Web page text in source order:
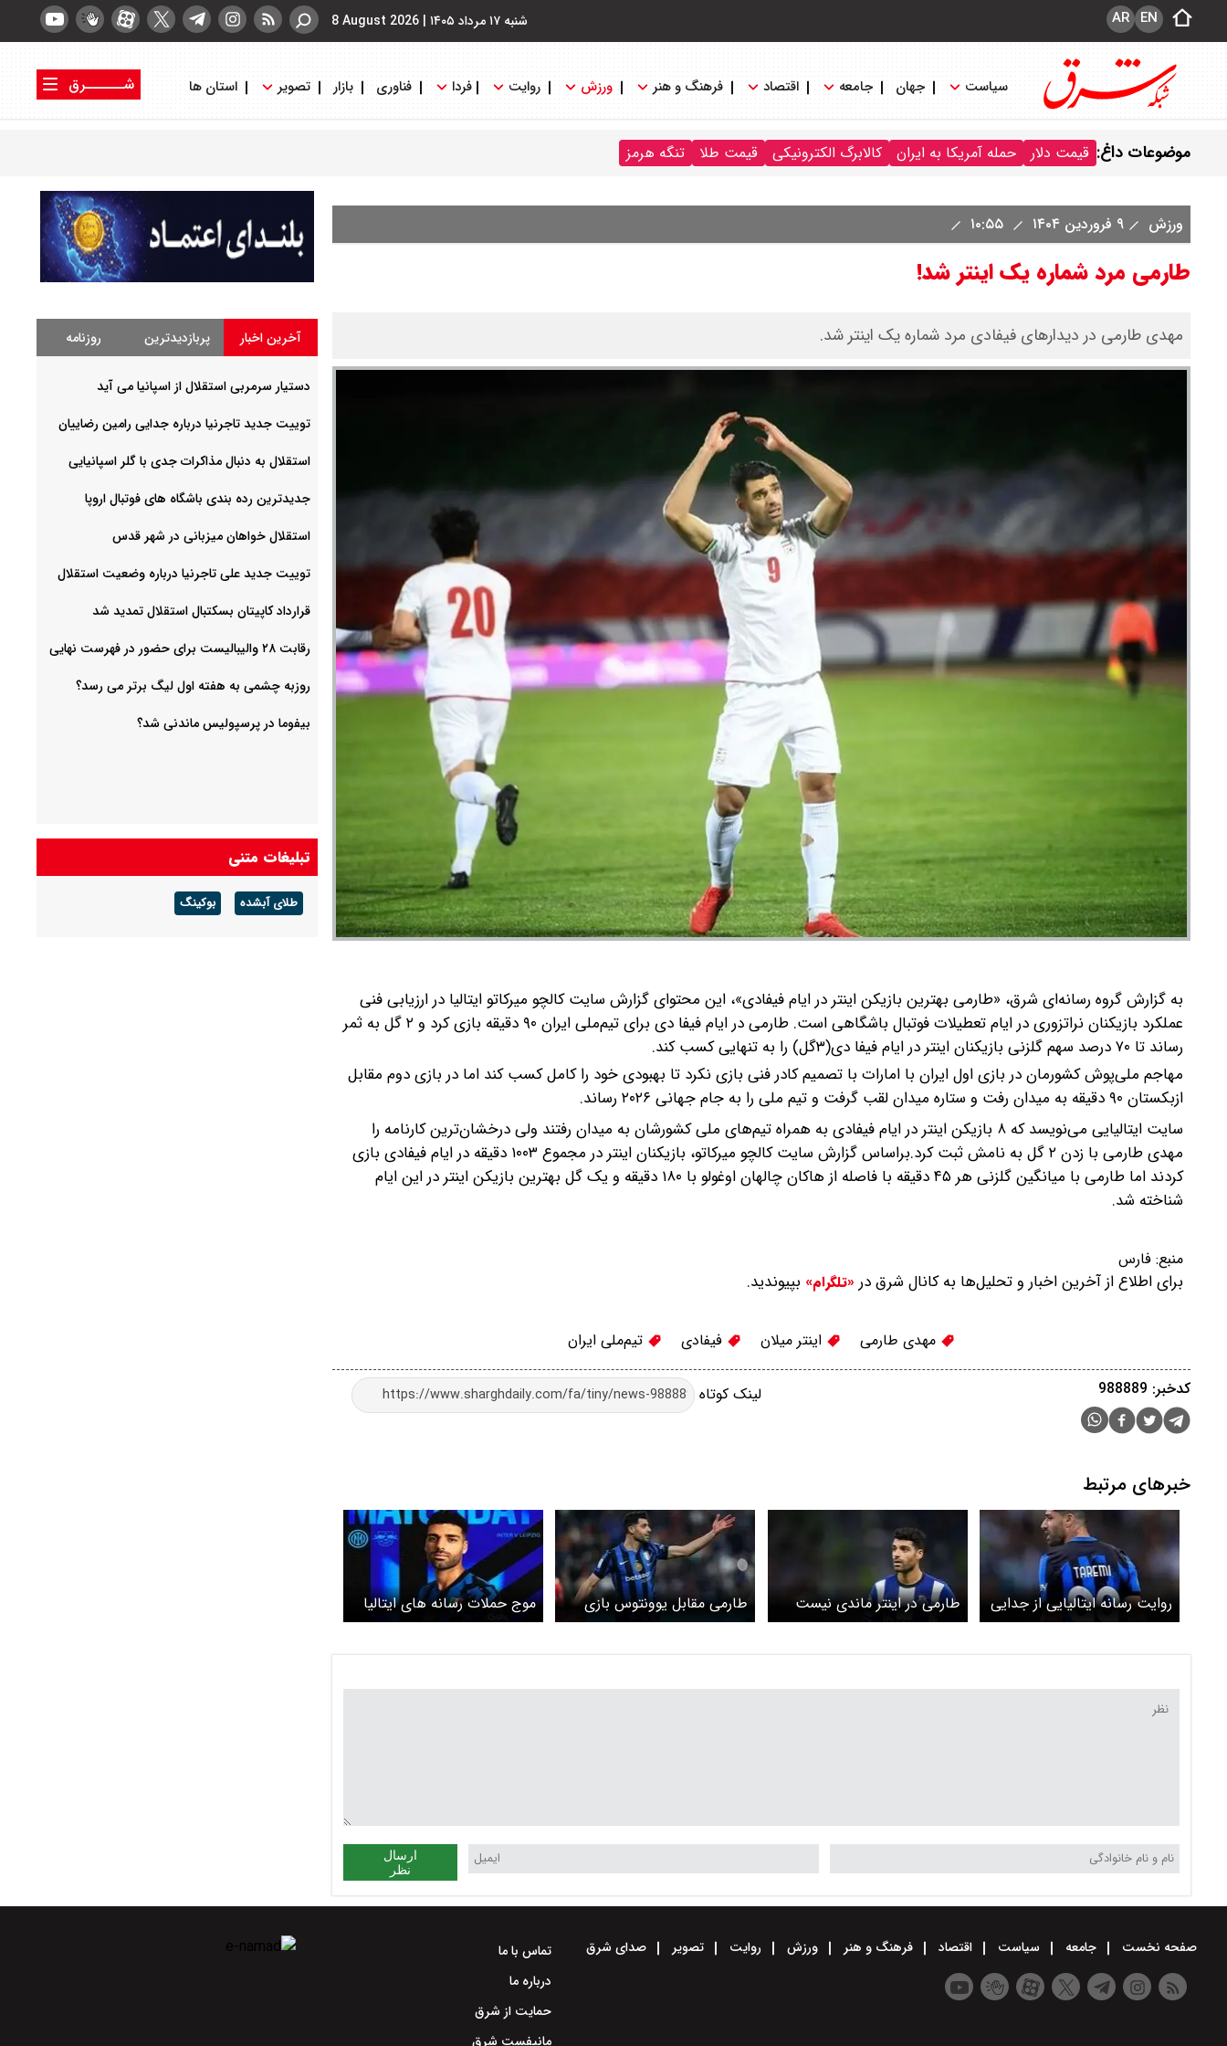
شنبه ۱۷ مرداد ۱۴۰۵ |
8 August 2026 EN
AR
سیاست جهان جامعه اقتصاد فرهنگ و هنر ورزش روایت فردا فناوری بازار تصویر استان ها
شــــــرق
موضوعات داغ: قیمت دلار حمله آمریکا به ایران کالابرگ الکترونیکی قیمت طلا تنگه هرمز
ورزش ۹ فروردین ۱۴۰۴
طارمی مرد شماره یک اینتر شد!
مهدی طارمی در دیدارهای فیفادی مرد شماره یک اینتر شد.
به گزارش گروه رسانه‌ای شرق، «طارمی بهترین بازیکن اینتر در ایام فیفادی»، این محتوای گزارش سایت کالچو میرکاتو ایتالیا در ارزیابی فنی
عملکرد بازیکنان نراتزوری در ایام تعطیلات فوتبال باشگاهی است.
طارمی در ایام فیفا دی برای تیم‌ملی ایران ۹۰ دقیقه بازی کرد و ۲ گل به ثمر
رساند تا ۷۰ درصد سهم گلزنی بازیکنان اینتر در ایام فیفا دی(۳گل) را به تنهایی کسب کند.
مهاجم ملی‌پوش کشورمان در بازی اول ایران با امارات با تصمیم کادر فنی بازی نکرد تا بهبودی خود را کامل کسب کند اما در بازی دوم مقابل
ازبکستان ۹۰ دقیقه به میدان رفت و ستاره میدان لقب گرفت و تیم ملی را به جام جهانی ۲۰۲۶ رساند.
سایت ایتالیایی می‌نویسد که ۸ بازیکن اینتر در ایام فیفادی به همراه تیم‌های ملی کشورشان به میدان رفتند ولی درخشان‌ترین کارنامه را
مهدی طارمی با زدن ۲ گل به نامش ثبت کرد.براساس گزارش سایت کالچو میرکاتو، بازیکنان اینتر در مجموع ۱۰۰۳ دقیقه در ایام فیفادی بازی
کردند اما طارمی با میانگین گلزنی هر ۴۵ دقیقه با فاصله از هاکان چالهان اوغولو با ۱۸۰ دقیقه و یک گل بهترین بازیکن اینتر در این ایام
شناخته شد.
منبع: فارس
برای اطلاع از آخرین اخبار و تحلیل‌ها به کانال شرق در «تلگرام» بپیوندید.
مهدی طارمی اینتر میلان فیفادی تیم‌ملی ایران
لینک کوتاه کدخبر: 988889
خبرهای مرتبط
روایت رسانه ایتالیایی از جدایی
طارمی از اینتر
طارمی در اینتر ماندی نیست
طارمی مقابل یوونتوس بازی
می‌کند؟
موج حملات رسانه های ایتالیا
به مهدی طارمی
ارسال
نظر
آخرین اخبار پربازدیدترین روزنامه
دستیار سرمربی استقلال از اسپانیا می آید
توییت جدید تاجرنیا درباره جدایی رامین رضاییان
استقلال به دنبال مذاکرات جدی با گلر اسپانیایی
جدیدترین رده بندی باشگاه های فوتبال اروپا
استقلال خواهان میزبانی در شهر قدس
توییت جدید علی تاجرنیا درباره وضعیت استقلال
قرارداد کاپیتان بسکتبال استقلال تمدید شد
رقابت ۲۸ والیبالیست برای حضور در فهرست نهایی
روزبه چشمی به هفته اول لیگ برتر می رسد؟
بیفوما در پرسپولیس ماندنی شد؟
تبلیغات متنی
طلای آبشده بوکینگ
صفحه نخست جامعه سیاست اقتصاد فرهنگ و هنر ورزش روایت تصویر صدای شرق
تماس با ما
درباره ما
حمایت از شرق
مانیفست شرق